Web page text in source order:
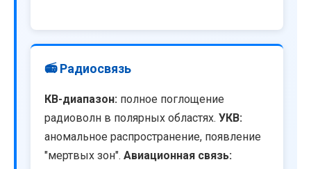
📻 Радиосвязь
КВ-диапазон: полное поглощение
радиоволн в полярных областях. УКВ:
аномальное распространение, появление
"мертвых зон". Авиационная связь: